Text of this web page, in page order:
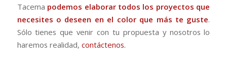
Tacema podemos elaborar todos los proyectos que
necesites o deseen en el color que más te guste.
Sólo tienes que venir con tu propuesta y nosotros lo
haremos realidad, contáctenos.